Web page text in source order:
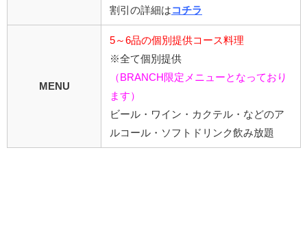
割引の詳細は コチラ
MENU
5～6品の個別提供コース料理
※全て個別提供
（BRANCH限定メニューとなっており
ます）
ビール・ワイン・カクテル・などのア
ルコール・ソフトドリンク飲み放題